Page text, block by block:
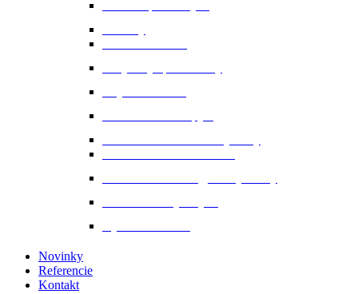
Novinky
Referencie
Kontakt